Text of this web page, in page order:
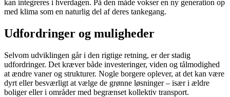
kan integreres i hverdagen. På den måde vokser en ny generation op
med klima som en naturlig del af deres tankegang.
Udfordringer og muligheder
Selvom udviklingen går i den rigtige retning, er der stadig
udfordringer. Det kræver både investeringer, viden og tålmodighed
at ændre vaner og strukturer. Nogle borgere oplever, at det kan være
dyrt eller besværligt at vælge de grønne løsninger – især i ældre
boliger eller i områder med begrænset kollektiv transport.